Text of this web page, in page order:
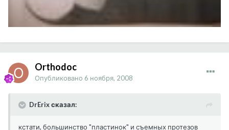
Orthodoc
Опубликовано 6 ноября, 2008
DrErix сказал:
кстати, большинство "пластинок" и съемных протезов